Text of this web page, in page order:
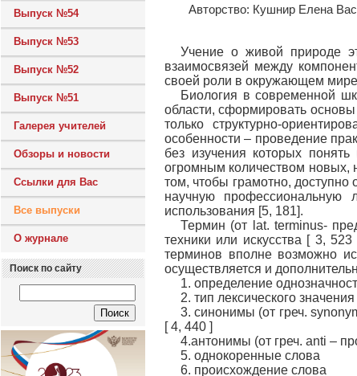
Выпуск №54
Выпуск №53
Выпуск №52
Выпуск №51
Галерея учителей
Обзоры и новости
Ссылки для Вас
Все выпуски
О журнале
Поиск по сайту
Авторcтво: Кушнир Елена
Учение о живой природе
взаимосвязей между
своей роли в окружающем
Биология в современной
области, сформировать
только структурно-
особенности – проведение
без изучения которых
огромным количеством новых,
том, чтобы грамотно, доступно
научную профессиональную
использования [5, 181].
Термин (от lat. terminus-
техники или искусства [ 3,
терминов вполне возможно
осуществляется и
1. определение
2. тип лексического
3. синонимы (от греч.
[ 4, 440 ]
4.антонимы (от греч. anti –
5. однокоренные слова
6. происхождение слова